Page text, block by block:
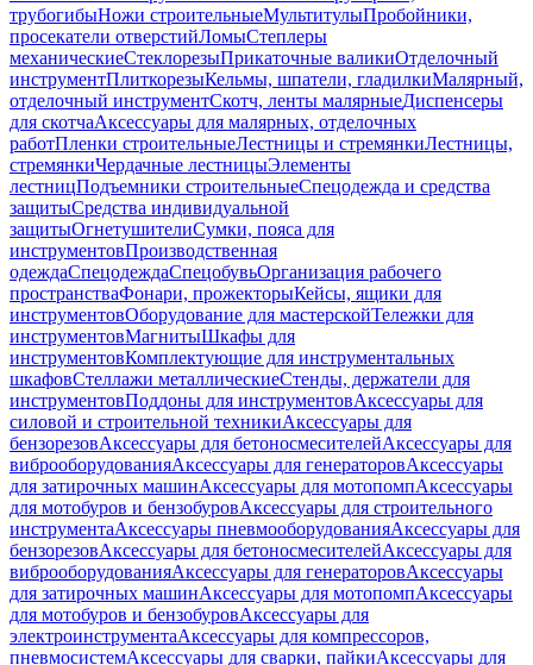
трубогибыНожи строительныеМультитулыПробойники,
просекатели отверстийЛомыСтеплеры
механическиеСтеклорезыПрикаточные валикиОтделочный
инструментПлиткорезыКельмы, шпатели, гладилкиМалярный,
отделочный инструментСкотч, ленты малярныеДиспенсеры
для скотчаАксессуары для малярных, отделочных
работПленки строительныеЛестницы и стремянкиЛестницы,
стремянкиЧердачные лестницыЭлементы
лестницПодъемники строительныеСпецодежда и средства
защитыСредства индивидуальной
защитыОгнетушителиСумки, пояса для
инструментовПроизводственная
одеждаСпецодеждаСпецобувьОрганизация рабочего
пространстваФонари, прожекторыКейсы, ящики для
инструментовОборудование для мастерскойТележки для
инструментовМагнитыШкафы для
инструментовКомплектующие для инструментальных
шкафовСтеллажи металлическиеСтенды, держатели для
инструментовПоддоны для инструментовАксессуары для
силовой и строительной техникиАксессуары для
бензорезовАксессуары для бетоносмесителейАксессуары для
виброоборудованияАксессуары для генераторовАксессуары
для затирочных машинАксессуары для мотопомпАксессуары
для мотобуров и бензобуровАксессуары для строительного
инструментаАксессуары пневмооборудованияАксессуары для
бензорезовАксессуары для бетоносмесителейАксессуары для
виброоборудованияАксессуары для генераторовАксессуары
для затирочных машинАксессуары для мотопомпАксессуары
для мотобуров и бензобуровАксессуары для
электроинструментаАксессуары для компрессоров,
пневмосистемАксессуары для сварки, пайкиАксессуары для